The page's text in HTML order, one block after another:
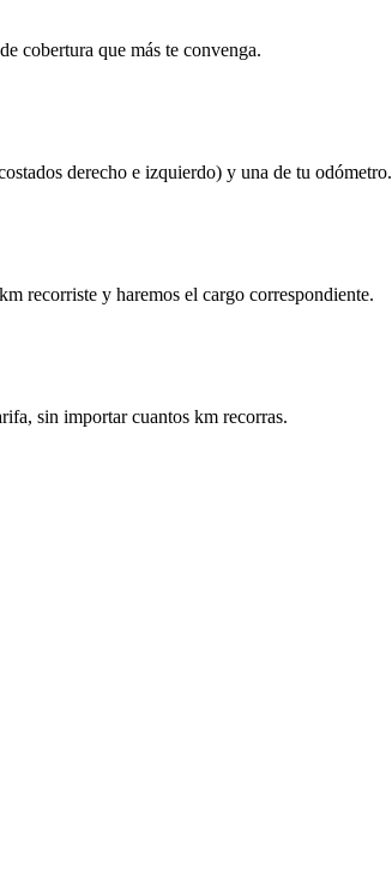
cobertura que más te convenga.
derecho e izquierdo) y una de tu odómetro.
recorriste y haremos el cargo correspondiente.
sin importar cuantos km recorras.